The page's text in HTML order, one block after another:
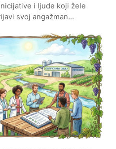
i ljude koji žele
svoj angažman…